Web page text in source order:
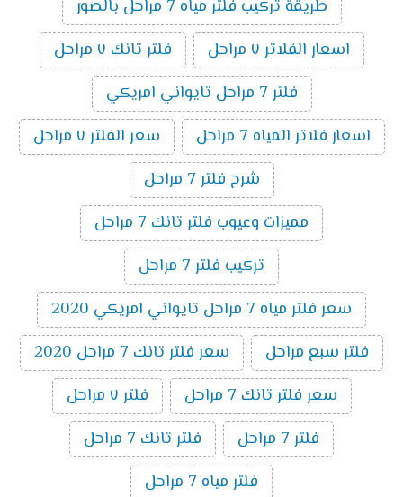
طريقة تركيب فلتر مياه 7 مراحل بالصور
اسعار الفلاتر ٧ مراحل
فلتر تانك ٧ مراحل
فلتر 7 مراحل تايواني امريكي
اسعار فلاتر المياه 7 مراحل
سعر الفلتر ٧ مراحل
شرح فلتر 7 مراحل
مميزات وعيوب فلتر تانك 7 مراحل
تركيب فلتر 7 مراحل
سعر فلتر مياه 7 مراحل تايواني امريكي 2020
فلتر سبع مراحل
سعر فلتر تانك 7 مراحل 2020
سعر فلتر تانك 7 مراحل
فلتر ٧ مراحل
فلتر 7 مراحل
فلتر تانك 7 مراحل
فلتر مياه 7 مراحل